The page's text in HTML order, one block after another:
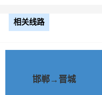
小面包
车
中型面
相关线路
邯郸→晋城